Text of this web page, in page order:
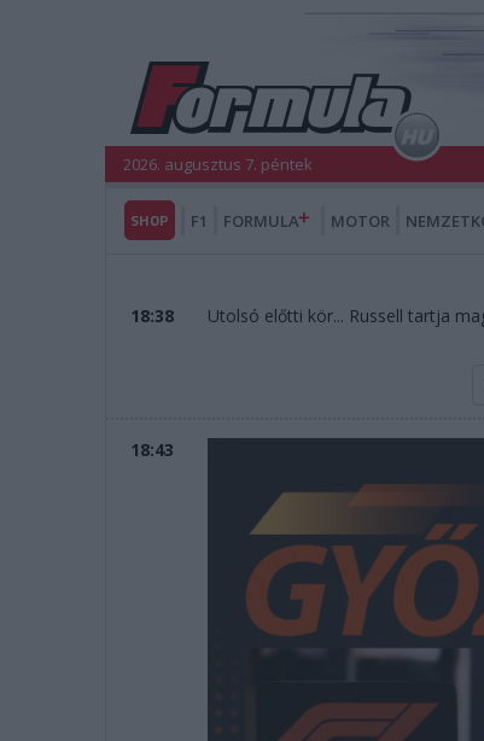
2026. augusztus 7. péntek
SHOP F1 FORMULA MOTOR
18:38 Utolsó előtti kör... Russell tartja
18:43